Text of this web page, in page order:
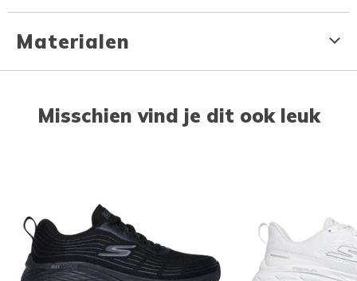
Materialen
Misschien vind je dit ook leuk